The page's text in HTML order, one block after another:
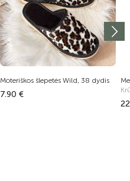
Moteriškos šlepetės Wild, 38 dydis
7.90 €